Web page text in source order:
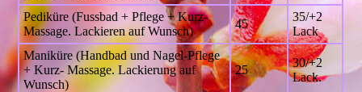
Pediküre (Fussbad + Pflege + Kurz-
Massage. Lackieren auf Wunsch)
45
35/+2
Lack
Maniküre (Handbad und Nagel-Pflege
+ Kurz- Massage. Lackierung auf
Wunsch)
25
30/+2
Lack.